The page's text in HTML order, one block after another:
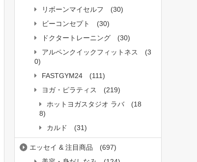
リボーンマイセルフ
(30)
ビーコンセプト
(30)
ドクタートレーニング
(30)
アルペンクイックフィットネス
(3
0)
FASTGYM24
(111)
ヨガ・ピラティス
(219)
ホットヨガスタジオ ラバ
(18
8)
カルド
(31)
エッセイ & 注目商品
(697)